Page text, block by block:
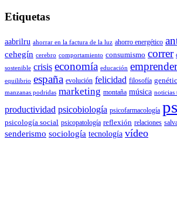
Etiquetas
aabrilru ahorrar en la factura de la luz ahorro energético
cehegín cerebro comportamiento consumismo correr
sostenible crisis economía educación emprender
equilibrio españa evolución felicidad filosofía
manzanas podridas marketing montaña música noticias
productividad psicobiología psicofarmacología
psicología social psicopatología reflexión relaciones
senderismo sociología tecnología vídeo